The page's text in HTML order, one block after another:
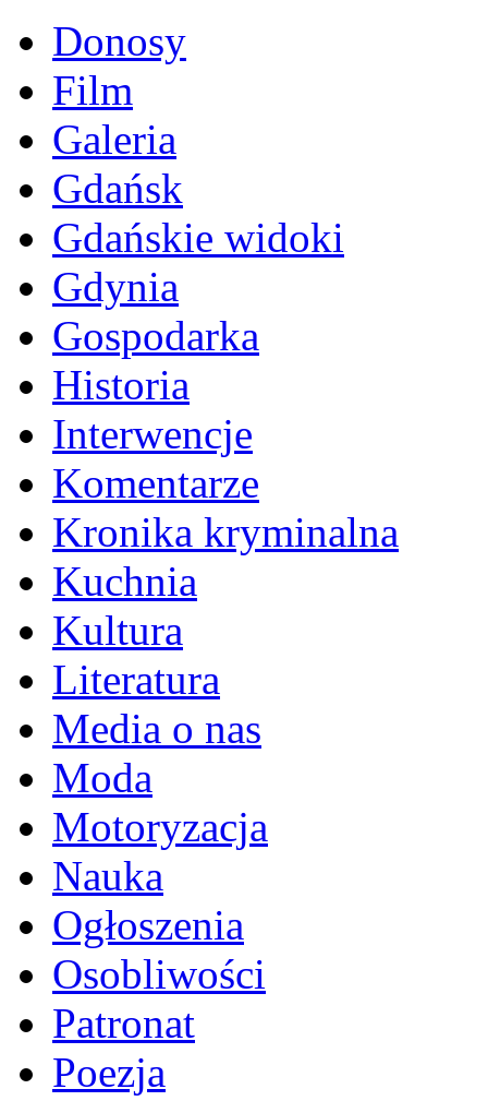
Donosy
Film
Galeria
Gdańsk
Gdańskie widoki
Gdynia
Gospodarka
Historia
Interwencje
Komentarze
Kronika kryminalna
Kuchnia
Kultura
Literatura
Media o nas
Moda
Motoryzacja
Nauka
Ogłoszenia
Osobliwości
Patronat
Poezja